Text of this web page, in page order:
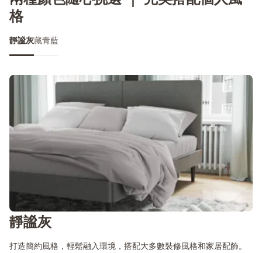
格
靜謐灰藏青藍
靜謐灰
打造簡約風格，輕鬆融入環境，搭配大多數裝修風格和家居配飾。